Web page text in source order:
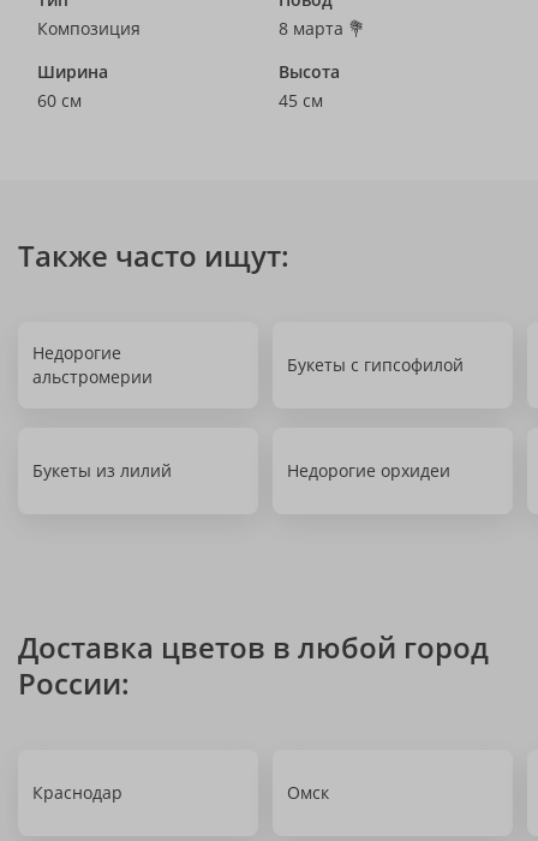
Композиция
8 марта 💐
Ширина
60 см
Высота
45 см
Также часто ищут:
Недорогие
альстромерии
Букеты с гипсофилой
Букеты из лилий Недорогие орхидеи
Доставка цветов в любой город
России:
Краснодар Омск